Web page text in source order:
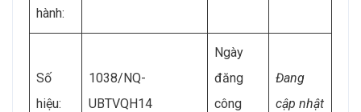
hành:
Số
hiệu:
1038/NQ-
UBTVQH14
Ngày
đăng
công
Đang
cập nhật